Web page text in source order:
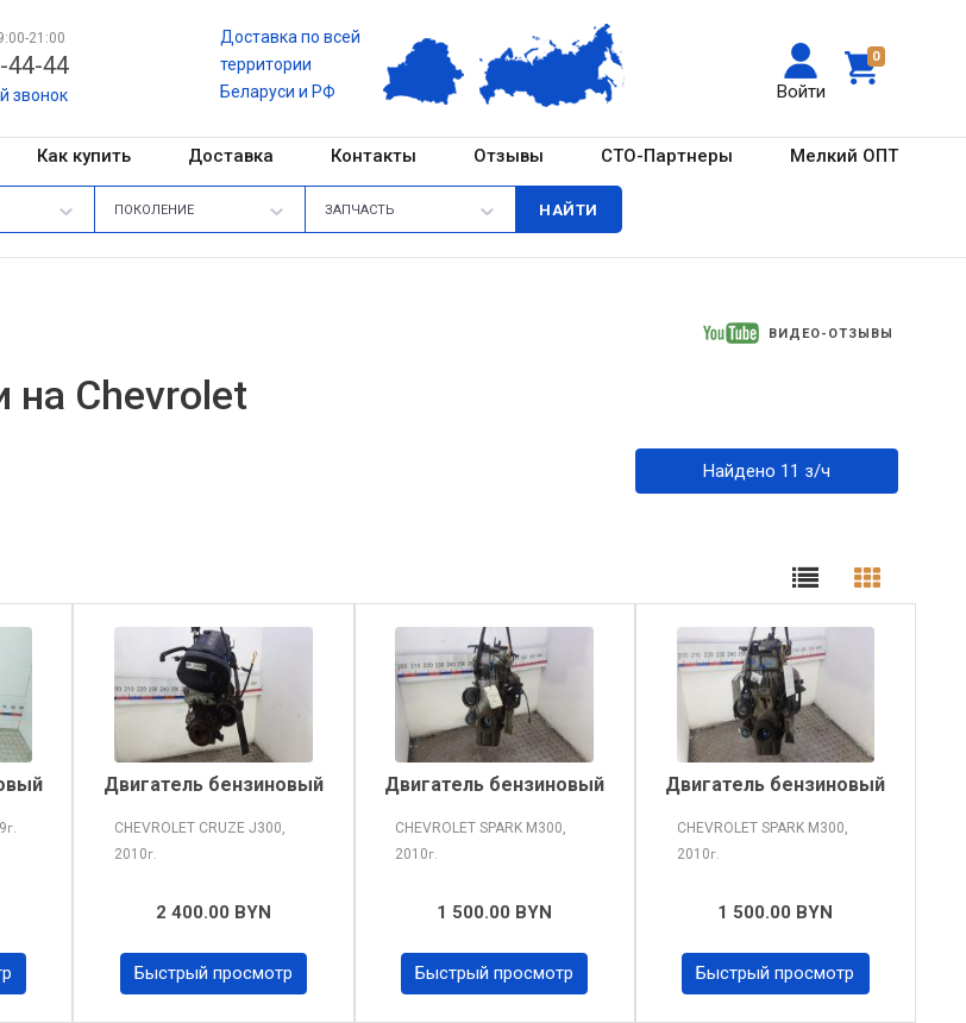
0
Войти
21:00
44-44
звонок
Доставка по всей
территории
Беларуси и РФ
Как купить Доставка Контакты Отзывы СТО-Партнеры Мелкий ОПТ
ПОКОЛЕНИЕ ЗАПЧАСТЬ
ВИДЕО-ОТЗЫВЫ
на Chevrolet
Найдено 11 з/ч
г.
Двигатель бензиновый
CHEVROLET CRUZE J300,
2010г.
2 400.00 BYN
Быстрый просмотр
Двигатель бензиновый
CHEVROLET SPARK M300,
2010г.
1 500.00 BYN
Быстрый просмотр
Двигатель бензиновый
CHEVROLET SPARK M300,
2010г.
1 500.00 BYN
Быстрый просмотр